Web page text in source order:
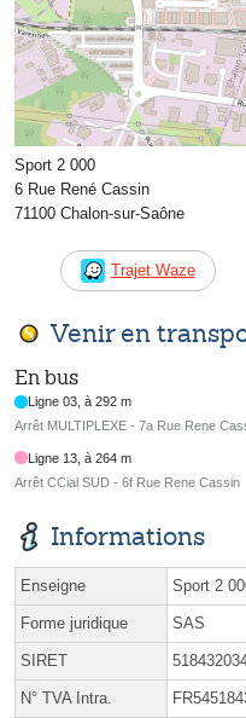
Sport 2 000
6 Rue René Cassin
71100 Chalon-sur-Saône
Trajet Waze
Venir en
En bus
Ligne 03, à 292 m
Arrêt MULTIPLEXE - 7a Rue Rene
Ligne 13, à 264 m
Arrêt CCial SUD - 6f Rue Rene Cassin
Informations
Enseigne Sport 2
Forme juridique SAS
SIRET
N° TVA Intra.